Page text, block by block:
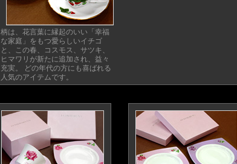
柄は、花言葉に縁起のいい「幸福
な家庭」をもつ愛らしいイチゴ
と、この春、コスモス、サツキ、
ヒマワリが新たに追加され、益々
充実。 どの年代の方にも喜ばれる
人気のアイテムです。